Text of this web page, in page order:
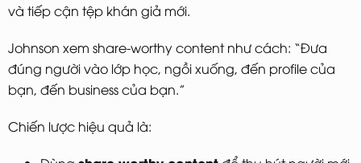
và tiếp cận tệp khán giả mới.
Johnson xem share-worthy content như cách: “Đưa
đúng người vào lớp học, ngồi xuống, đến profile của
bạn, đến business của bạn.”
Chiến lược hiệu quả là: